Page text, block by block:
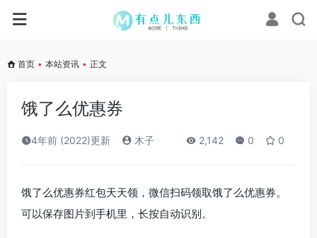
首页 • 本站资讯 • 正文
饿了么优惠券
4年前 (2022)更新 木子 2,142 0 0
饿了么优惠券红包天天领，微信扫码领取饿了么优惠券。
可以保存图片到手机里，长按自动识别。